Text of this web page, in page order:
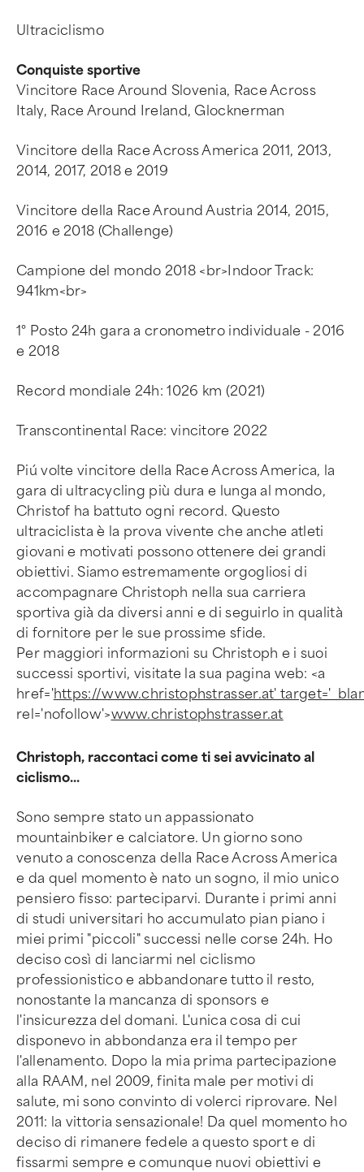
Ultraciclismo
Conquiste sportive
Vincitore Race Around Slovenia, Race Across
Italy, Race Around Ireland, Glocknerman
Vincitore della Race Across America 2011, 2013,
2014, 2017, 2018 e 2019
Vincitore della Race Around Austria 2014, 2015,
2016 e 2018 (Challenge)
Campione del mondo 2018 <br>Indoor Track:
941km<br>
1° Posto 24h gara a cronometro individuale - 2016
e 2018
Record mondiale 24h: 1026 km (2021)
Transcontinental Race: vincitore 2022
Piú volte vincitore della Race Across America, la
gara di ultracycling più dura e lunga al mondo,
Christof ha battuto ogni record. Questo
ultraciclista è la prova vivente che anche atleti
giovani e motivati possono ottenere dei grandi
obiettivi. Siamo estremamente orgogliosi di
accompagnare Christoph nella sua carriera
sportiva già da diversi anni e di seguirlo in qualità
di fornitore per le sue prossime sfide.
Per maggiori informazioni su Christoph e i suoi
successi sportivi, visitate la sua pagina web: <a
href='https://www.christophstrasser.at'
rel='nofollow'>www.christophstrasser.at
Christoph, raccontaci come ti sei avvicinato al
ciclismo...
Sono sempre stato un appassionato
mountainbiker e calciatore. Un giorno sono
venuto a conoscenza della Race Across America
e da quel momento è nato un sogno, il mio unico
pensiero fisso: parteciparvi. Durante i primi anni
di studi universitari ho accumulato pian piano i
miei primi "piccoli" successi nelle corse 24h. Ho
deciso così di lanciarmi nel ciclismo
professionistico e abbandonare tutto il resto,
nonostante la mancanza di sponsors e
l'insicurezza del domani. L'unica cosa di cui
disponevo in abbondanza era il tempo per
l'allenamento. Dopo la mia prima partecipazione
alla RAAM, nel 2009, finita male per motivi di
salute, mi sono convinto di volerci riprovare. Nel
2011: la vittoria sensazionale! Da quel momento ho
deciso di rimanere fedele a questo sport e di
fissarmi sempre e comunque nuovi obiettivi e